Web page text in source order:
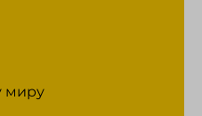
миру